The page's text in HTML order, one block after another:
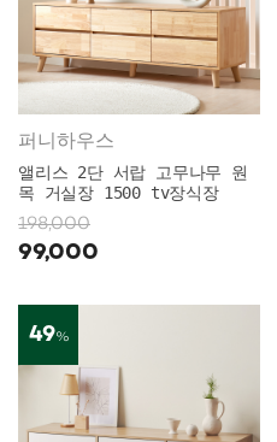
퍼니하우스
앨리스 2단 서랍 고무나무 원
목 거실장 1500 tv장식장
198,000
99,000
49%